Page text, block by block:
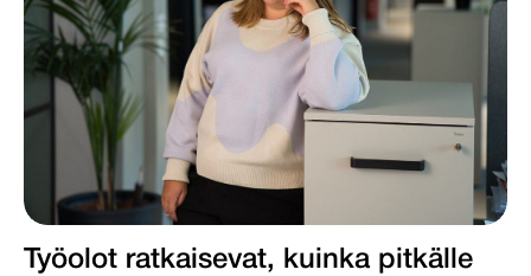
Työolot ratkaisevat, kuinka pitkälle